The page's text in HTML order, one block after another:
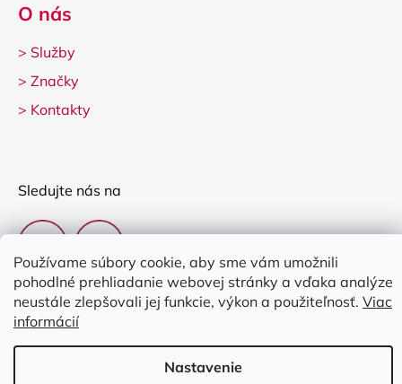
Používame súbory cookie, aby sme vám umožnili
pohodlné prehliadanie webovej stránky a vďaka analýze
neustále zlepšovali jej funkcie, výkon a použiteľnosť. Viac
informácií
Nastavenie
O nás
> Služby
> Značky
> Kontakty
Sledujte nás na
Vytvoril Shoptet
Clarina Music. Všetky práva vyhradené.